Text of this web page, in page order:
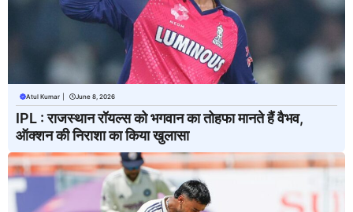
Atul Kumar June 8, 2026
IPL : राजस्थान रॉयल्स को भगवान का तोहफा मानते हैं वैभव,
ऑक्शन की निराशा का किया खुलासा